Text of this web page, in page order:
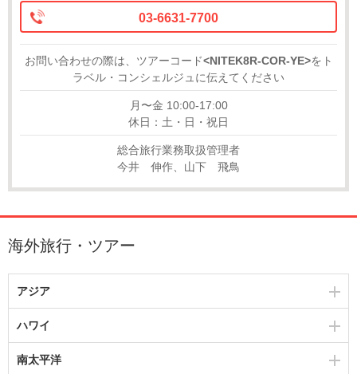
03-6631-7700
お問い合わせの際は、ツアーコード<NITEK8R-COR-YE>をト
ラベル・コンシェルジュに伝えてください
月〜金 10:00-17:00
休日：土・日・祝日
総合旅行業務取扱管理者
今井 伸作、山下 飛鳥
海外旅行・ツアー
アジア
ハワイ
南太平洋